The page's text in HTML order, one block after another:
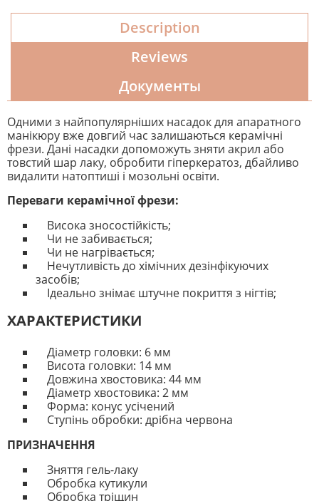
Description
Reviews
Документы
Одними з найпопулярніших насадок для апаратного
манікюру вже довгий час залишаються керамічні
фрези. Дані насадки допоможуть зняти акрил або
товстий шар лаку, обробити гіперкератоз, дбайливо
видалити натоптиші і мозольні освіти.
Переваги керамічної фрези:
Висока зносостійкість;
Чи не забивається;
Чи не нагрівається;
Нечутливість до хімічних дезінфікуючих
засобів;
Ідеально знімає штучне покриття з нігтів;
ХАРАКТЕРИСТИКИ
Діаметр головки: 6 мм
Висота головки: 14 мм
Довжина хвостовика: 44 мм
Діаметр хвостовика: 2 мм
Форма: конус усічений
Ступінь обробки: дрібна червона
ПРИЗНАЧЕННЯ
Зняття гель-лаку
Обробка кутикули
Обробка тріщин